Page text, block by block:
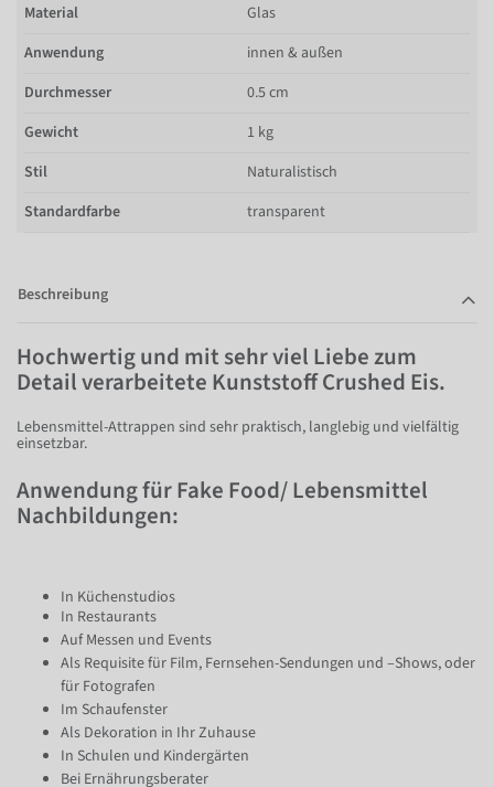
Material
Glas
Anwendung
innen & außen
Durchmesser
0.5 cm
Gewicht
1 kg
Stil
Naturalistisch
Standardfarbe
transparent
Beschreibung
Hochwertig und mit sehr viel Liebe zum
Detail verarbeitete Kunststoff Crushed Eis.
Lebensmittel-Attrappen sind sehr praktisch, langlebig und vielfältig
einsetzbar.
Anwendung für Fake Food/ Lebensmittel
Nachbildungen:
In Küchenstudios
In Restaurants
Auf Messen und Events
Als Requisite für Film, Fernsehen-Sendungen und –Shows, oder
für Fotografen
Im Schaufenster
Als Dekoration in Ihr Zuhause
In Schulen und Kindergärten
Bei Ernährungsberater